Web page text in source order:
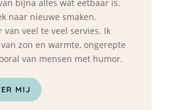
bijna alles wat eetbaar is.
naar nieuwe smaken.
van veel te veel servies. Ik
zon en warmte, ongerepte
van mensen met humor.
MIJ